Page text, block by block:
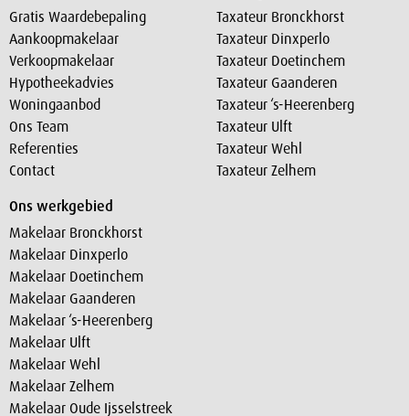
Gratis Waardebepaling
Aankoopmakelaar
Verkoopmakelaar
Hypotheekadvies
Woningaanbod
Ons Team
Referenties
Contact
Taxateur Bronckhorst
Taxateur Dinxperlo
Taxateur Doetinchem
Taxateur Gaanderen
Taxateur ‘s-Heerenberg
Taxateur Ulft
Taxateur Wehl
Taxateur Zelhem
Ons werkgebied
Makelaar Bronckhorst
Makelaar Dinxperlo
Makelaar Doetinchem
Makelaar Gaanderen
Makelaar ‘s-Heerenberg
Makelaar Ulft
Makelaar Wehl
Makelaar Zelhem
Makelaar Oude Ijsselstreek